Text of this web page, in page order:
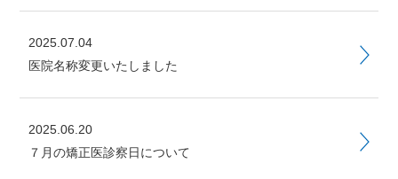
2025.07.04
医院名称変更いたしました
2025.06.20
７月の矯正医診察日について